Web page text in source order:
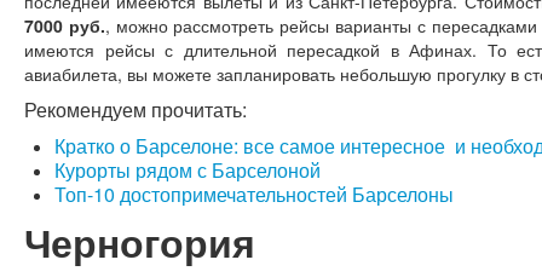
7000 руб., можно рассмотреть рейсы варианты с
имеются рейсы с длительной пересадкой в Афинах. То
авиабилета, вы можете запланировать небольшую прогулку в
Рекомендуем прочитать:
Кратко о Барселоне: все самое интересное и
Курорты рядом с Барселоной
Топ-10 достопримечательностей Барселоны
Черногория